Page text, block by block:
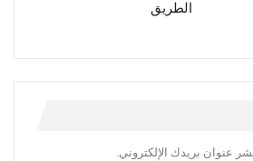
الطريق
عنوان بريدك الإلكتروني.